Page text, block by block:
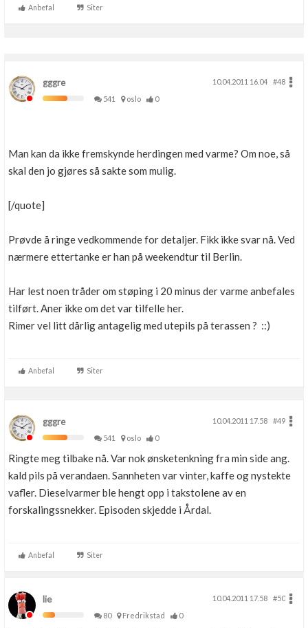
Anbefal Siter
gggre 10.04.2011 16.04
#48
541
oslo 0
Man kan da ikke fremskynde herdingen med varme? Om noe, så
skal den jo gjøres så sakte som mulig.
[/quote]
Prøvde å ringe vedkommende for detaljer. Fikk ikke svar nå. Ved
nærmere ettertanke er han på weekendtur til Berlin.
Har lest noen tråder om støping i 20 minus der varme anbefales
tilført. Aner ikke om det var tilfelle her.
Rimer vel litt dårlig antagelig med utepils på terassen ? ::)
Anbefal Siter
gggre 10.04.2011 17.58
#49
541
oslo 0
Ringte meg tilbake nå. Var nok ønsketenkning fra min side ang.
kald pils på verandaen. Sannheten var vinter, kaffe og nystekte
vafler. Dieselvarmer ble hengt opp i takstolene av en
forskalingssnekker. Episoden skjedde i Årdal.
Anbefal Siter
lie 10.04.2011 17.58
#50
80
Fredrikstad 0